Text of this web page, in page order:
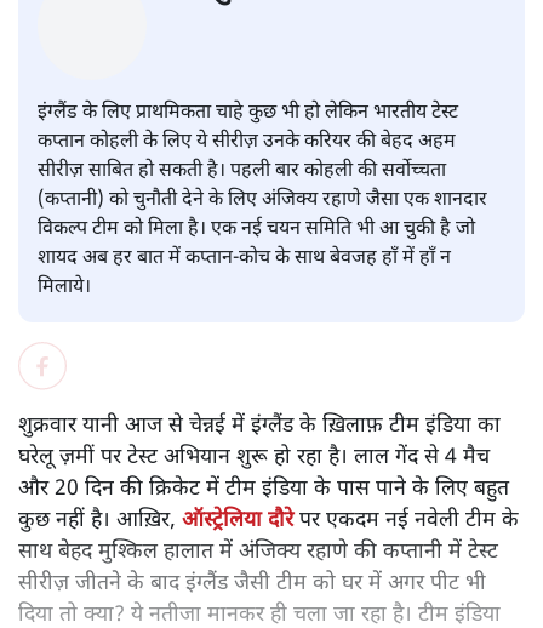
ऑस्ट्रेलिया के ख़िलाफ़ सीरीज़ जीतने वाली भारतीय टीम।
विमल कुमार
कप्तान कोहली के लिए ये सीरीज़ उनके करियर की बेहद अहम
सीरीज़ साबित हो सकती है। पहली बार कोहली की सर्वोच्चता
(कप्तानी) को चुनौती देने के लिए अंजिक्य रहाणे जैसा एक शानदार
विकल्प टीम को मिला है। एक नई चयन समिति भी आ चुकी है जो
शायद अब हर बात में कप्तान-कोच के साथ बेवजह हाँ में हाँ न
मिलाये।